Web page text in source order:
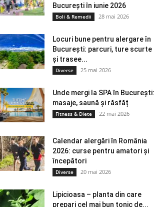
București în iunie 2026
Boli & Remedii 28 mai 2026
Locuri bune pentru alergare în
București: parcuri, ture scurte
și trasee...
Diverse 25 mai 2026
Unde mergi la SPA în București:
masaje, saună și răsfăț
Fitness & Diete 22 mai 2026
Calendar alergări în România
2026: curse pentru amatori și
începători
Diverse 20 mai 2026
Lipicioasa – planta din care
prepari cel mai bun tonic de...